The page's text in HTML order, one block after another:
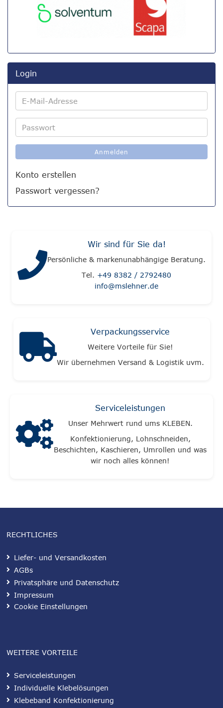
Login
E-
Mail-
Passwort
Anmelden
Konto erstellen
Passwort vergessen?
Wir sind für Sie da!
Persönliche & markenunabhängige Beratung.
Tel. +49 8382 / 2792480
info@mslehner.de
Verpackungsservice
Weitere Vorteile für Sie!
Wir übernehmen Versand & Logistik uvm.
Serviceleistungen
Unser Mehrwert rund ums KLEBEN.
Konfektionierung, Lohnschneiden,
Beschichten, Kaschieren, Umrollen und was
wir noch alles können!
RECHTLICHES
Liefer- und Versandkosten
AGBs
Privatsphäre und Datenschutz
Impressum
Cookie Einstellungen
WEITERE VORTEILE
Serviceleistungen
Individuelle Klebelösungen
Klebeband Konfektionierung